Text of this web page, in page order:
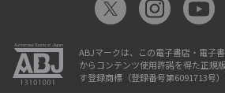
ABJマークは、この電子書店・電子
からコンテンツ使用許諾を得た正規
す登録商標（登録番号第6091713号）